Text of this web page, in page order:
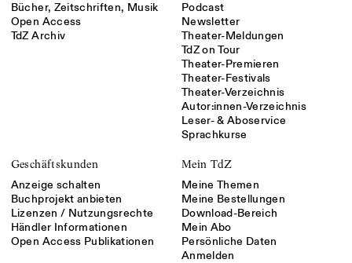
Bücher, Zeitschriften, Musik
Open Access
TdZ Archiv
Podcast
Newsletter
Theater-Meldungen
TdZ on Tour
Theater-Premieren
Theater-Festivals
Theater-Verzeichnis
Autor:innen-Verzeichnis
Leser- & Aboservice
Sprachkurse
Geschäftskunden
Anzeige schalten
Buchprojekt anbieten
Lizenzen / Nutzungsrechte
Händler Informationen
Open Access Publikationen
Mein TdZ
Meine Themen
Meine Bestellungen
Download-Bereich
Mein Abo
Persönliche Daten
Anmelden